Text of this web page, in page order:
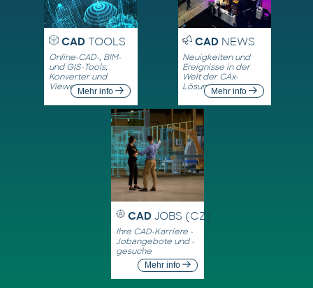
CADTOOLS
Online-CAD-, BIM-
und GIS-Tools,
Konverter und
ViewerMehr info
CADNEWS
Neuigkeiten und
Ereignisse in der
Welt der CAx-
LösungenMehr info
CAD JOBS (CZ)
Ihre CAD-Karriere -
Jobangebote und -
gesuche
Mehr info